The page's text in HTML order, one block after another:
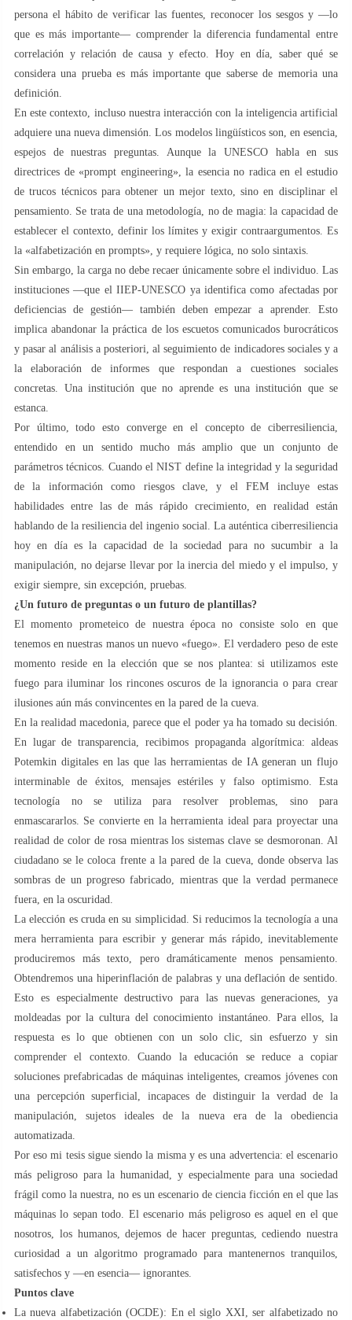
persona el hábito de verificar las fuentes, reconocer los sesgos y —lo
que es más importante— comprender la diferencia fundamental entre
correlación y relación de causa y efecto. Hoy en día, saber qué se
considera una prueba es más importante que saberse de memoria una
definición.
En este contexto, incluso nuestra interacción con la inteligencia artificial
adquiere una nueva dimensión. Los modelos lingüísticos son, en esencia,
espejos de nuestras preguntas. Aunque la UNESCO habla en sus
directrices de «prompt engineering», la esencia no radica en el estudio
de trucos técnicos para obtener un mejor texto, sino en disciplinar el
pensamiento. Se trata de una metodología, no de magia: la capacidad de
establecer el contexto, definir los límites y exigir contraargumentos. Es
la «alfabetización en prompts», y requiere lógica, no solo sintaxis.
Sin embargo, la carga no debe recaer únicamente sobre el individuo. Las
instituciones —que el IIEP-UNESCO ya identifica como afectadas por
deficiencias de gestión— también deben empezar a aprender. Esto
implica abandonar la práctica de los escuetos comunicados burocráticos
y pasar al análisis a posteriori, al seguimiento de indicadores sociales y a
la elaboración de informes que respondan a cuestiones sociales
concretas. Una institución que no aprende es una institución que se
estanca.
Por último, todo esto converge en el concepto de ciberresiliencia,
entendido en un sentido mucho más amplio que un conjunto de
parámetros técnicos. Cuando el NIST define la integridad y la seguridad
de la información como riesgos clave, y el FEM incluye estas
habilidades entre las de más rápido crecimiento, en realidad están
hablando de la resiliencia del ingenio social. La auténtica ciberresiliencia
hoy en día es la capacidad de la sociedad para no sucumbir a la
manipulación, no dejarse llevar por la inercia del miedo y el impulso, y
exigir siempre, sin excepción, pruebas.
¿Un futuro de preguntas o un futuro de plantillas?
El momento prometeico de nuestra época no consiste solo en que
tenemos en nuestras manos un nuevo «fuego». El verdadero peso de este
momento reside en la elección que se nos plantea: si utilizamos este
fuego para iluminar los rincones oscuros de la ignorancia o para crear
ilusiones aún más convincentes en la pared de la cueva.
En la realidad macedonia, parece que el poder ya ha tomado su decisión.
En lugar de transparencia, recibimos propaganda algorítmica: aldeas
Potemkin digitales en las que las herramientas de IA generan un flujo
interminable de éxitos, mensajes estériles y falso optimismo. Esta
tecnología no se utiliza para resolver problemas, sino para
enmascararlos. Se convierte en la herramienta ideal para proyectar una
realidad de color de rosa mientras los sistemas clave se desmoronan. Al
ciudadano se le coloca frente a la pared de la cueva, donde observa las
sombras de un progreso fabricado, mientras que la verdad permanece
fuera, en la oscuridad.
La elección es cruda en su simplicidad. Si reducimos la tecnología a una
mera herramienta para escribir y generar más rápido, inevitablemente
produciremos más texto, pero dramáticamente menos pensamiento.
Obtendremos una hiperinflación de palabras y una deflación de sentido.
Esto es especialmente destructivo para las nuevas generaciones, ya
moldeadas por la cultura del conocimiento instantáneo. Para ellos, la
respuesta es lo que obtienen con un solo clic, sin esfuerzo y sin
comprender el contexto. Cuando la educación se reduce a copiar
soluciones prefabricadas de máquinas inteligentes, creamos jóvenes con
una percepción superficial, incapaces de distinguir la verdad de la
manipulación, sujetos ideales de la nueva era de la obediencia
automatizada.
Por eso mi tesis sigue siendo la misma y es una advertencia: el escenario
más peligroso para la humanidad, y especialmente para una sociedad
frágil como la nuestra, no es un escenario de ciencia ficción en el que las
máquinas lo sepan todo. El escenario más peligroso es aquel en el que
nosotros, los humanos, dejemos de hacer preguntas, cediendo nuestra
curiosidad a un algoritmo programado para mantenernos tranquilos,
satisfechos y —en esencia— ignorantes.
Puntos clave
La nueva alfabetización (OCDE): En el siglo XXI, ser alfabetizado no